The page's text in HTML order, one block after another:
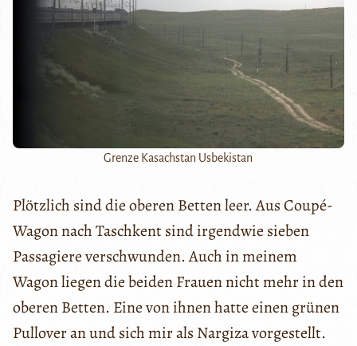
Grenze Kasachstan Usbekistan
Plötzlich sind die oberen Betten leer. Aus Coupé-
Wagon nach Taschkent sind irgendwie sieben
Passagiere verschwunden. Auch in meinem
Wagon liegen die beiden Frauen nicht mehr in den
oberen Betten. Eine von ihnen hatte einen grünen
Pullover an und sich mir als Nargiza vorgestellt.